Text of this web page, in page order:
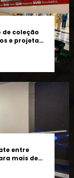
coleção
e projeta
entre
mais de